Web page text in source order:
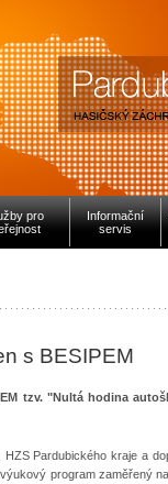
pro
Informační
servis
s BESIPEM
tzv. "Nultá hodina
HZS Pardubického kraje a
výukový program